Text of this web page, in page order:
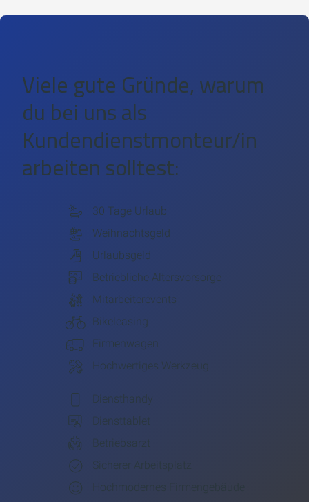
Viele gute Gründe, warum
du bei uns als
Kundendienstmonteur/in
arbeiten solltest:
30 Tage Urlaub
Weihnachtsgeld
Urlaubsgeld
Betriebliche Altersvorsorge
Mitarbeiterevents
Bikeleasing
Firmenwagen
Hochwertiges Werkzeug
Diensthandy
Diensttablet
Betriebsarzt
Sicherer Arbeitsplatz
Hochmodernes Firmengebäude